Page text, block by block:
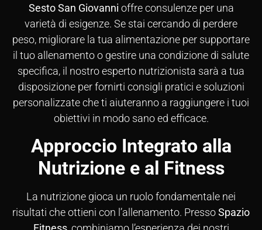
Sesto San Giovanni offre consulenze per una
varietà di esigenze. Se stai cercando di perdere
peso, migliorare la tua alimentazione per supportare
il tuo allenamento o gestire una condizione di salute
specifica, il nostro esperto nutrizionista sarà a tua
disposizione per fornirti consigli pratici e soluzioni
personalizzate che ti aiuteranno a raggiungere i tuoi
obiettivi in modo sano ed efficace.
Approccio Integrato alla
Nutrizione e al Fitness
La nutrizione gioca un ruolo fondamentale nei
risultati che ottieni con l’allenamento. PressoSpazio